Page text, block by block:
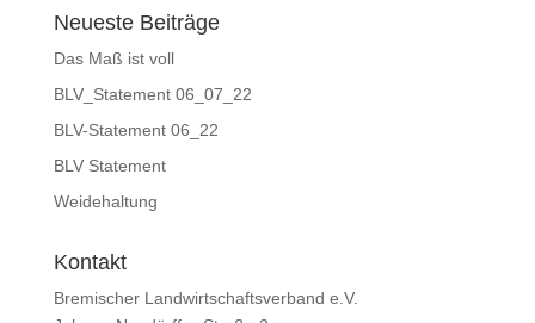
Neueste Beiträge
Das Maß ist voll
BLV_Statement 06_07_22
BLV-Statement 06_22
BLV Statement
Weidehaltung
Kontakt
Bremischer Landwirtschaftsverband e.V.